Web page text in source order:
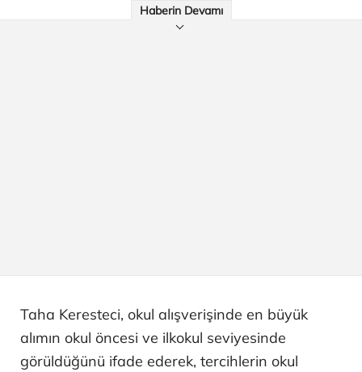
Haberin Devamı
Taha Keresteci, okul alışverişinde en büyük
alımın okul öncesi ve ilkokul seviyesinde
görüldüğünü ifade ederek, tercihlerin okul